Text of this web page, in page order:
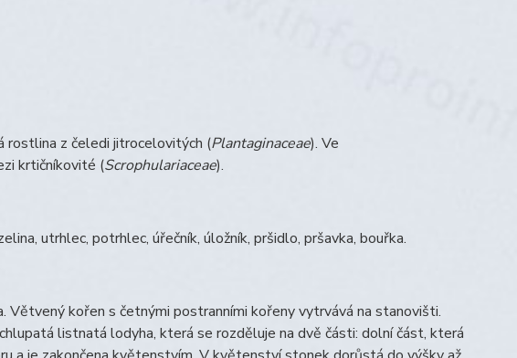
rostlina z čeledi jitrocelovitých (Plantaginaceae). Ve
krtičníkovité (Scrophulariaceae).
utrhlec, potrhlec, úřečník, úložník, pršidlo, pršavka, bouřka.
kořen s četnými postranními kořeny vytrvává na stanovišti.
listnatá lodyha, která se rozděluje na dvě části: dolní část, která